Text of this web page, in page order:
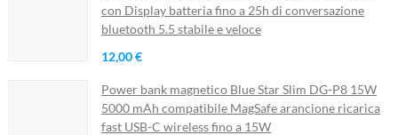
con Display batteria fino a 25h di conversazione
bluetooth 5.5 stabile e veloce
12,00 €
Power bank magnetico Blue Star Slim DG-P8 15W
5000 mAh compatibile MagSafe arancione ricarica
fast USB-C wireless fino a 15W